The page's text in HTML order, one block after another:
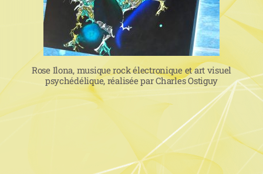
Rose Ilona, musique rock électronique et art visuel
psychédélique, réalisée par Charles Ostiguy